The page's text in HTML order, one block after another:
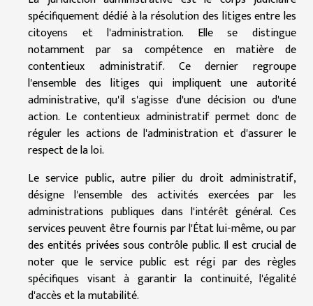
spécifiquement dédié à la résolution des litiges entre les
citoyens et l'administration. Elle se distingue
notamment par sa compétence en matière de
contentieux administratif. Ce dernier regroupe
l'ensemble des litiges qui impliquent une autorité
administrative, qu'il s'agisse d'une décision ou d'une
action. Le contentieux administratif permet donc de
réguler les actions de l'administration et d'assurer le
respect de la loi.
Le service public, autre pilier du droit administratif,
désigne l'ensemble des activités exercées par les
administrations publiques dans l'intérêt général. Ces
services peuvent être fournis par l'État lui-même, ou par
des entités privées sous contrôle public. Il est crucial de
noter que le service public est régi par des règles
spécifiques visant à garantir la continuité, l'égalité
d'accès et la mutabilité.